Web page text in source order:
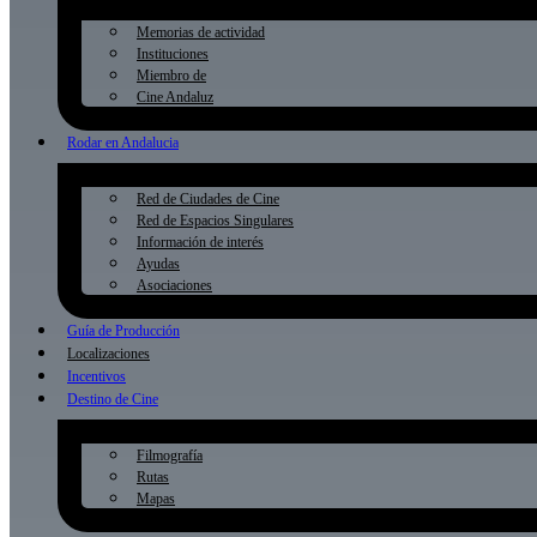
Memorias de actividad
Instituciones
Miembro de
Cine Andaluz
Rodar en Andalucia
Red de Ciudades de Cine
Red de Espacios Singulares
Información de interés
Ayudas
Asociaciones
Guía de Producción
Localizaciones
Incentivos
Destino de Cine
Filmografía
Rutas
Mapas